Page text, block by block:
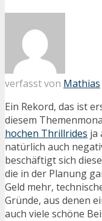
verfasst von Mathias
Ein Rekord, das ist
diesem
hochen Thrillrides ja
natürlich auch
beschäftigt sich
die in der Planung
Geld mehr,
Gründe, aus denen
auch viele schöne